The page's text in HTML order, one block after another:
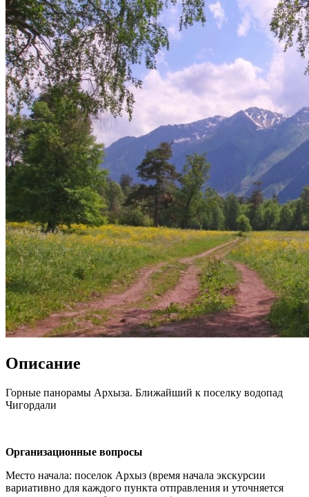
Описание
Горные панорамы Архыза. Ближайший к поселку водопад
Чигордали
Организационные вопросы
Место начала: поселок Архыз (время начала экскурсии
вариативно для каждого пункта отправления и уточняется